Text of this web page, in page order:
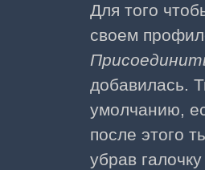
Для того
своем
добавилась.
умолчанию,
после этого
убрав галочку